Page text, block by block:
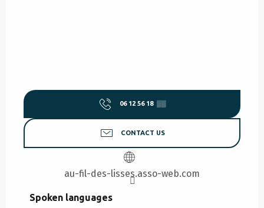
06 12 56 18 ▒▒
CONTACT US
au-fil-des-lisses.asso-web.com
Spoken languages
Spoken languages